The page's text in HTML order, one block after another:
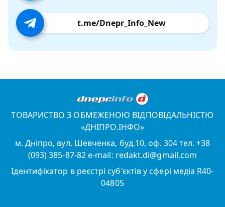
t.me/Dnepr_Info_New
ТОВАРИСТВО З ОБМЕЖЕНОЮ ВІДПОВІДАЛЬНІСТЮ
«ДНІПРО.ІНФО»
м. Дніпро, вул. Шевченка, буд.10, оф. 304 тел. +38
(093) 385-87-82 e-mail: redakt.di@gmail.com
Ідентифікатор в реєстрі суб'єктів у сфері медіа R40-
04805